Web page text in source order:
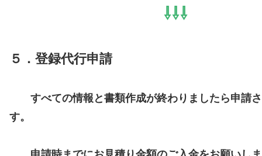
⇩⇩⇩
５．登録代行申請
すべての情報と書類作成が終わりましたら申請
す。